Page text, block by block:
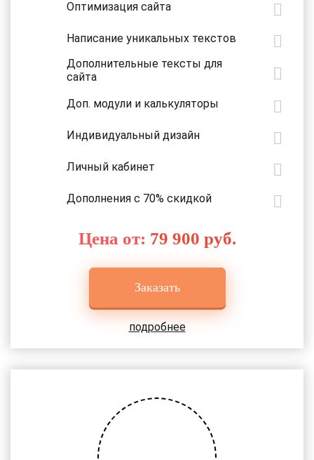
Оптимизация сайта
Написание уникальных текстов
Дополнительные тексты для
сайта
Доп. модули и калькуляторы
Индивидуальный дизайн
Личный кабинет
Дополнения с 70% скидкой
Цена от: 79 900 руб.
Заказать
подробнее